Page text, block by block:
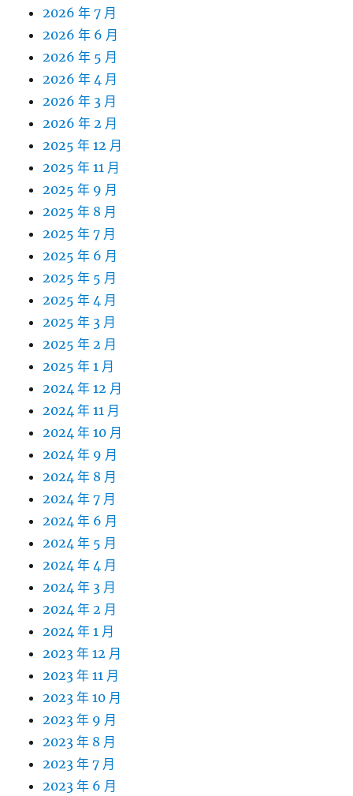
2026 年 7 月
2026 年 6 月
2026 年 5 月
2026 年 4 月
2026 年 3 月
2026 年 2 月
2025 年 12 月
2025 年 11 月
2025 年 9 月
2025 年 8 月
2025 年 7 月
2025 年 6 月
2025 年 5 月
2025 年 4 月
2025 年 3 月
2025 年 2 月
2025 年 1 月
2024 年 12 月
2024 年 11 月
2024 年 10 月
2024 年 9 月
2024 年 8 月
2024 年 7 月
2024 年 6 月
2024 年 5 月
2024 年 4 月
2024 年 3 月
2024 年 2 月
2024 年 1 月
2023 年 12 月
2023 年 11 月
2023 年 10 月
2023 年 9 月
2023 年 8 月
2023 年 7 月
2023 年 6 月